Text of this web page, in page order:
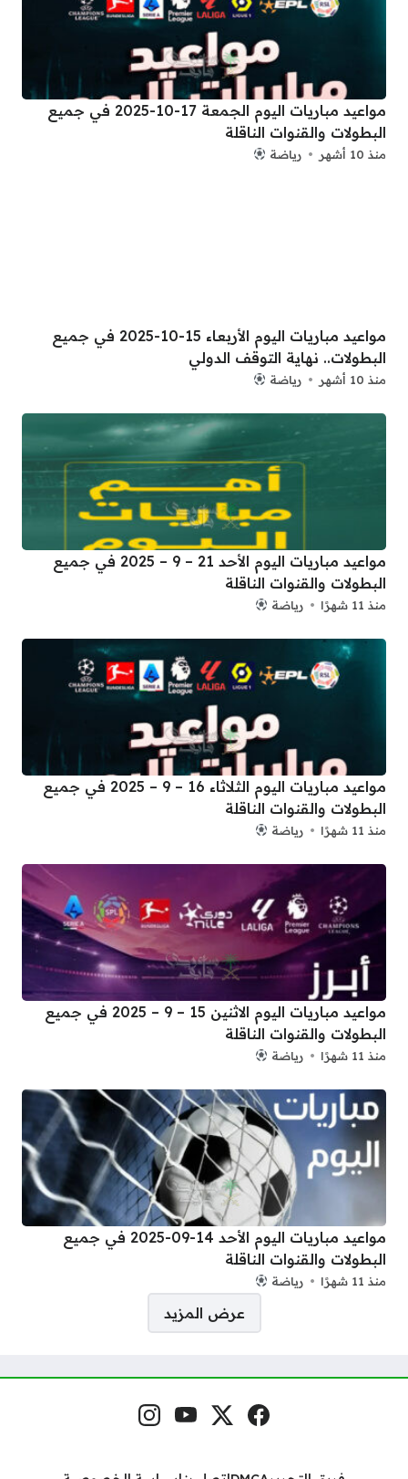
مواعيد مباريات اليوم الجمعة 17-10-2025 في جميع
البطولات والقنوات الناقلة
منذ 10 أشهر رياضة
مواعيد مباريات اليوم الأربعاء 15-10-2025 في جميع
البطولات.. نهاية التوقف الدولي
منذ 10 أشهر رياضة
مواعيد مباريات اليوم الأحد 21 – 9 – 2025 في جميع
البطولات والقنوات الناقلة
منذ 11 شهرًا رياضة
مواعيد مباريات اليوم الثلاثاء 16 – 9 – 2025 في جميع
البطولات والقنوات الناقلة
منذ 11 شهرًا رياضة
مواعيد مباريات اليوم الاثنين 15 – 9 – 2025 في جميع
البطولات والقنوات الناقلة
منذ 11 شهرًا رياضة
مواعيد مباريات اليوم الأحد 14-09-2025 في جميع
البطولات والقنوات الناقلة
منذ 11 شهرًا رياضة
عرض المزيد
مواقع التواصل فيسبوكمنصة إكس
يوتيوبإنستغرام